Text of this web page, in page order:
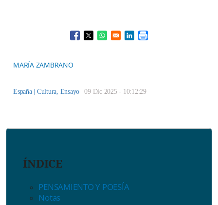
Opens in a new window
Opens in a new window
Opens in a new window
Opens in a new window
MARÍA ZAMBRANO
Cultura, Ensayo |09 Dic 2025 - 10:12:29
ÍNDICE
PENSAMIENTO Y POESÍA
Notas